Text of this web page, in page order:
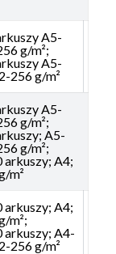
A5-
g/m²;
A5-
256 g/m²
A5-
g/m²;
A5-
g/m²;
arkuszy; A4;
m²
arkuszy; A4;
m²;
arkuszy; A4-
256 g/m²